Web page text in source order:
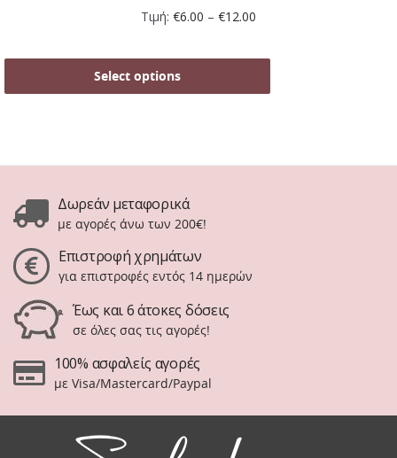
Τιμή: €6.00 – €12.00
Select options
Δωρεάν μεταφορικά
με αγορές άνω των 200€!
Επιστροφή χρημάτων
για επιστροφές εντός 14 ημερών
Έως και 6 άτοκες δόσεις
σε όλες σας τις αγορές!
100% ασφαλείς αγορές
με Visa/Mastercard/Paypal